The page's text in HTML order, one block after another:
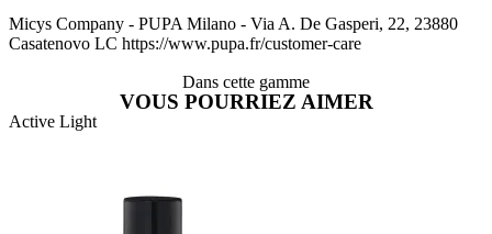
Micys Company - PUPA Milano - Via A. De Gasperi, 22, 23880
Casatenovo LC https://www.pupa.fr/customer-care
Dans cette gamme
VOUS POURRIEZ AIMER
Active Light